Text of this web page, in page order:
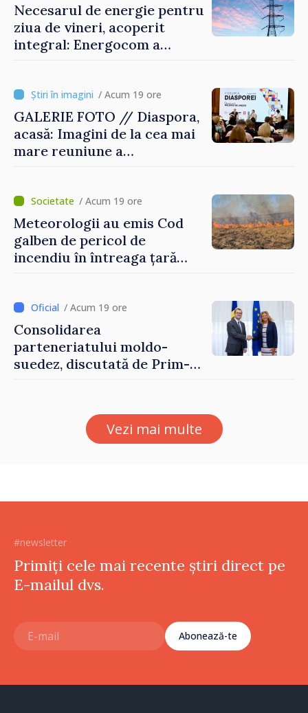
Necesarul de energie pentru
ziua de vineri, acoperit
integral: Energocom a
/ Acum 19 ore
GALERIE FOTO // Diaspora,
acasă: Imagini de la cea mai
mare reuniune a
/ Acum 19 ore
Meteorologii au emis Cod
galben de pericol de
incendiu în întreaga țară
/ Acum 19 ore
Consolidarea
parteneriatului moldo-
suedez, discutată de Prim-
Petra Lärke
Vezi mai multe
#newsletter
Primiți cele mai recente știri direct pe
E-mailul dvs.
Abonează-te